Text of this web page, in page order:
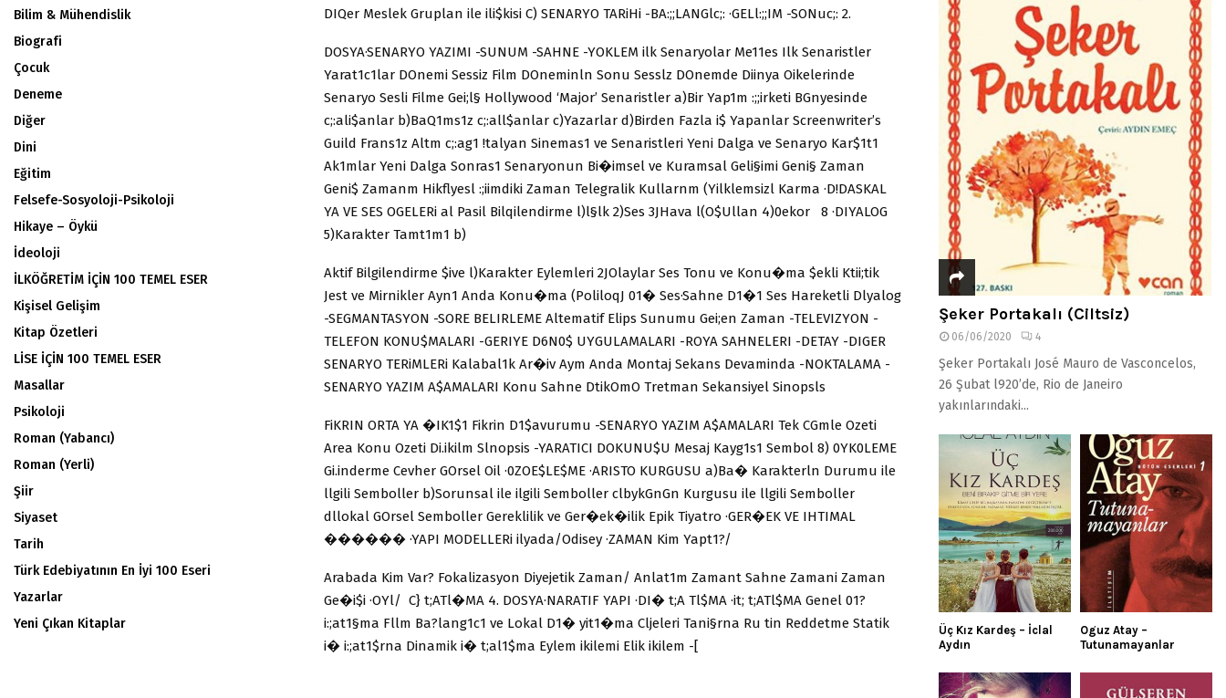
DIQer Meslek Gruplan ile ili$kisi C) SENARYO TARiHi -BA:;;LANGlc;: ·GELl:;;IM -SONuc;: 2.
DOSYA·SENARYO YAZIMI -SUNUM -SAHNE -YOKLEM ilk Senaryolar Me11es Ilk Senaristler
Yarat1c1lar DOnemi Sessiz Film DOneminln Sonu Sesslz DOnemde Diinya Oikelerinde
Senaryo Sesli Filme Gei;l§ Hollywood ‘Major’ Senaristler a)Bir Yap1m :;;irketi BGnyesinde
c;:ali$anlar b)BaQ1ms1z c;:all$anlar c)Yazarlar d)Birden Fazla i$ Yapanlar Screenwriter’s
Guild Frans1z Altm c;:ag1 !talyan Sinemas1 ve Senaristleri Yeni Dalga ve Senaryo Kar$1t1
Ak1mlar Yeni Dalga Sonras1 Senaryonun Bi�imsel ve Kuramsal Geli§imi Geni§ Zaman
Geni$ Zamanm Hikflyesl :;iimdiki Zaman Telegralik Kullarnm (Yilklemsizl Karma ·D!DASKAL
YA VE SES OGELERi al Pasil Bilqilendirme l)l§lk 2)Ses 3JHava l(O$Ullan 4)0ekor 8 ·DIYALOG
5)Karakter Tamt1m1 b)
Aktif Bilgilendirme $ive l)Karakter Eylemleri 2JOlaylar Ses Tonu ve Konu�ma $ekli Ktii;tik
Jest ve Mirnikler Ayn1 Anda Konu�ma (PoliloqJ 01� Ses·Sahne D1�1 Ses Hareketli Dlyalog
-SEGMANTASYON -SORE BELIRLEME Altematif Elips Sunumu Gei;en Zaman -TELEVIZYON -
TELEFON KONU$MALARI -GERIYE D6N0$ UYGULAMALARI -ROYA SAHNELERI -DETAY -DIGER
SENARYO TERiMLERi Kalabal1k Ar�iv Aym Anda Montaj Sekans Devaminda -NOKTALAMA -
SENARYO YAZIM A$AMALARI Konu Sahne DtikOmO Tretman Sekansiyel Sinopsls
FiKRIN ORTA YA �IK1$1 Fikrin D1$avurumu -SENARYO YAZIM A$AMALARI Tek CGmle Ozeti
Area Konu Ozeti Di.ikilm Slnopsis -YARATICI DOKUNU$U Mesaj Kayg1s1 Sembol 8) 0YK0LEME
Gi.inderme Cevher GOrsel Oil ·0ZOE$LE$ME ·ARISTO KURGUSU a)Ba� Karakterln Durumu ile
llgili Semboller b)Sorunsal ile ilgili Semboller clbykGnGn Kurgusu ile llgili Semboller
dllokal GOrsel Semboller Gereklilik ve Ger�ek�ilik Epik Tiyatro ·GER�EK VE IHTIMAL
������ ·YAPI MODELLERi ilyada/Odisey ·ZAMAN Kim Yapt1?/
Arabada Kim Var? Fokalizasyon Diyejetik Zaman/ Anlat1m Zamant Sahne Zamani Zaman
Ge�i$i ·OYl/ C} t;ATl�MA 4. DOSYA·NARATIF YAPI ·DI� t;A Tl$MA ·it; t;ATl$MA Genel 01?
i:;at1§ma Fllm Ba?lang1c1 ve Lokal D1� yit1�ma Cljeleri Tani§rna Ru tin Reddetme Statik
i� i:;at1$rna Dinamik i� t;al1$ma Eylem ikilemi Elik ikilem -[
Bilim & Mühendislik
Biografi
Çocuk
Deneme
Diğer
Dini
Eğitim
Felsefe-Sosyoloji-Psikoloji
Hikaye – Öykü
İdeoloji
İLKÖĞRETİM İÇİN 100 TEMEL ESER
Kişisel Gelişim
Kitap Özetleri
LİSE İÇİN 100 TEMEL ESER
Masallar
Psikoloji
Roman (Yabancı)
Roman (Yerli)
Şiir
Siyaset
Tarih
Türk Edebiyatının En İyi 100 Eseri
Yazarlar
Yeni Çıkan Kitaplar
Şeker Portakalı (Ciltsiz)
06/06/2020 4
Şeker Portakalı José Mauro de Vasconcelos,
26 Şubat l920’de, Rio de Janeiro
yakınlarındaki...
Üç Kız Kardeş – İclal
Aydın
Oguz Atay –
Tutunamayanlar